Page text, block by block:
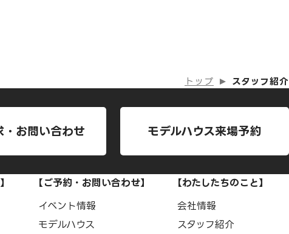
トップ スタッフ紹介
・お問い合わせ モデルハウス来場予約
【ご予約・お問い合わせ】
イベント情報
モデルハウス
【わたしたちのこと】
会社情報
スタッフ紹介